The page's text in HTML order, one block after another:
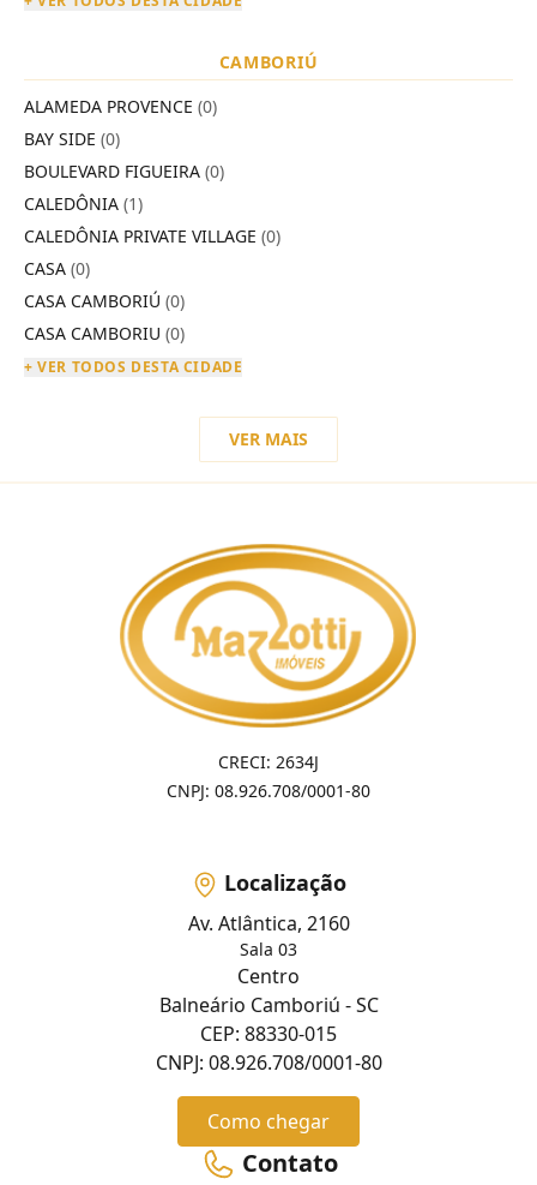
CAMBORIÚ
ALAMEDA PROVENCE (0)
BAY SIDE (0)
BOULEVARD FIGUEIRA (0)
CALEDÔNIA (1)
CALEDÔNIA PRIVATE VILLAGE (0)
CASA (0)
CASA CAMBORIÚ (0)
CASA CAMBORIU (0)
+ VER TODOS DESTA CIDADE
VER MAIS
CRECI: 2634J
CNPJ: 08.926.708/0001-80
Localização
Av. Atlântica, 2160
Sala 03
Centro
Balneário Camboriú - SC
CEP: 88330-015
CNPJ: 08.926.708/0001-80
Como chegar
Contato